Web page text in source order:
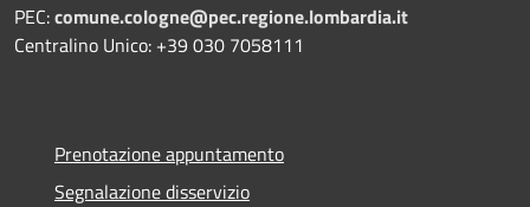
PEC:comune.cologne@pec.regione.lombardia.it
Centralino Unico: +39 030 7058111
Prenotazione appuntamento
Segnalazione disservizio